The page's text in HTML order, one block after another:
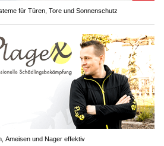
für Türen, Tore und Sonnenschutz
Ameisen und Nager effektiv